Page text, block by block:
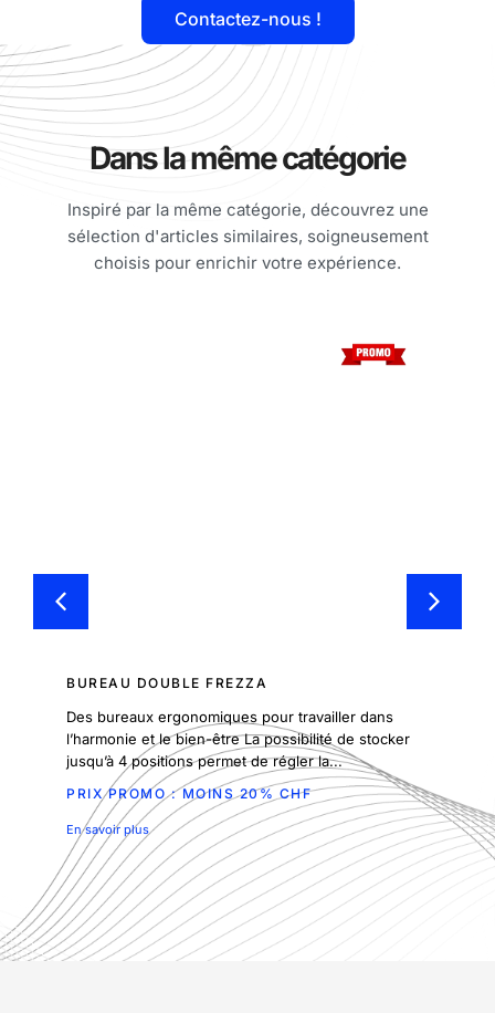
Contactez-nous !
Dans la même catégorie
Inspiré par la même catégorie, découvrez une
sélection d'articles similaires, soigneusement
choisis pour enrichir votre expérience.
BUREAU DOUBLE FREZZA
Des bureaux ergonomiques pour travailler dans
l’harmonie et le bien-être La possibilité de stocker
jusqu’à 4 positions permet de régler la...
PRIX PROMO : MOINS 20% CHF
En savoir plus